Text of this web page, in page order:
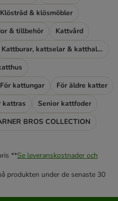
Klösträd & klösmöbler
& tillbehör
Kattvård
Kattburar, kattselar & katthalsband
För kattungar
För äldre katter
kattras
Senior kattfoder
BROS COLLECTION
**Se leveranskostnader och
produkten under de senaste 30